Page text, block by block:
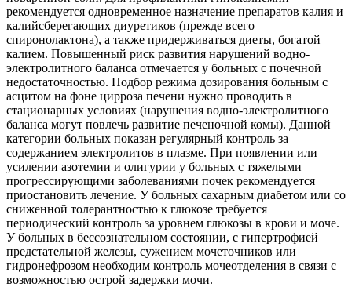
рекомендуется одновременное назначение препаратов калия и
калийсберегающих диуретиков (прежде всего
спиронолактона), а также придерживаться диеты, богатой
калием. Повышенный риск развития нарушений водно-
электролитного баланса отмечается у больных с почечной
недостаточностью. Подбор режима дозирования больным с
асцитом на фоне цирроза печени нужно проводить в
стационарных условиях (нарушения водно-электролитного
баланса могут повлечь развитие печеночной комы). Данной
категории больных показан регулярный контроль за
содержанием электролитов в плазме. При появлении или
усилении азотемии и олигурии у больных с тяжелыми
прогрессирующими заболеваниями почек рекомендуется
приостановить лечение. У больных сахарным диабетом или со
сниженной толерантностью к глюкозе требуется
периодический контроль за уровнем глюкозы в крови и моче.
У больных в бессознательном состоянии, с гипертрофией
предстательной железы, сужением мочеточников или
гидронефрозом необходим контроль мочеотделения в связи с
возможностью острой задержки мочи.